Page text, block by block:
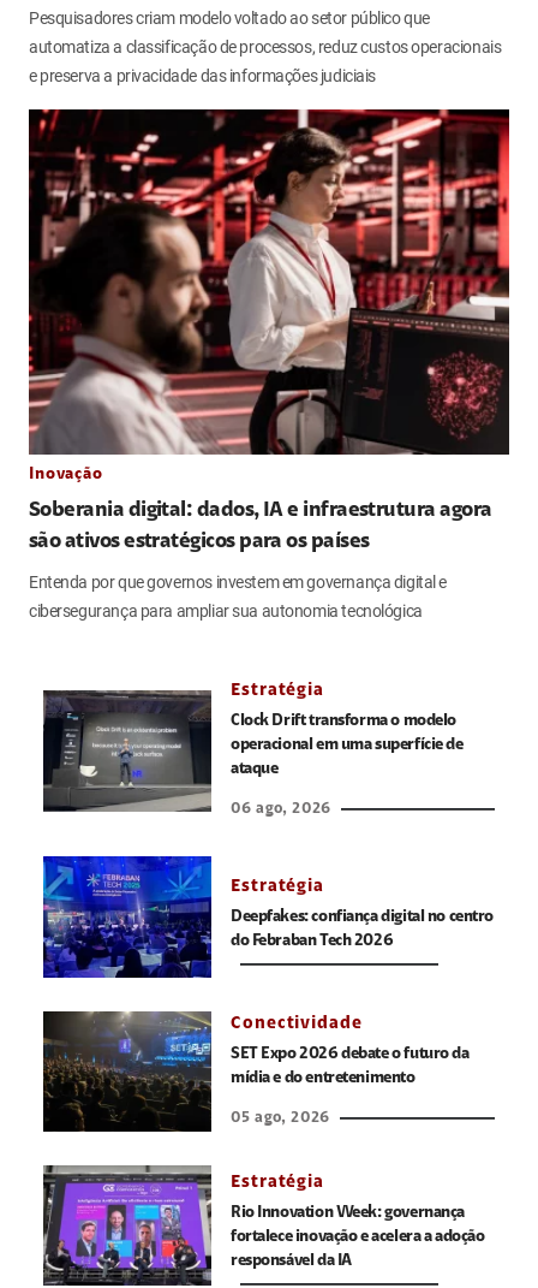
Pesquisadores criam modelo voltado ao setor público que
automatiza a classificação de processos, reduz custos operacionais
e preserva a privacidade das informações judiciais
Inovação
Soberania digital: dados, IA e infraestrutura agora
são ativos estratégicos para os países
Entenda por que governos investem em governança digital e
cibersegurança para ampliar sua autonomia tecnológica
Estratégia
Clock Drift transforma o modelo
operacional em uma superfície de
ataque
06 ago, 2026
Estratégia
Deepfakes: confiança digital no centro
do Febraban Tech 2026
Conectividade
SET Expo 2026 debate o futuro da
mídia e do entretenimento
05 ago, 2026
Estratégia
Rio Innovation Week: governança
fortalece inovação e acelera a adoção
responsável da IA